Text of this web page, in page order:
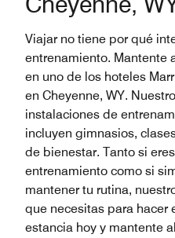
Viajar no tiene por qué
entrenamiento. Mantente
en uno de los hoteles
en Cheyenne, WY.
instalaciones de
incluyen gimnasios,
de bienestar. Tanto si
entrenamiento como si
mantener tu rutina,
que necesitas para hacer
estancia hoy y mantente